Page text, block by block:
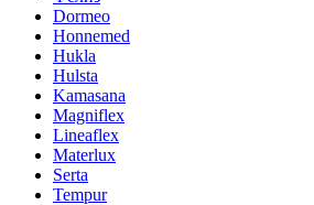
Dormeo
Honnemed
Hukla
Hulsta
Kamasana
Magniflex
Lineaflex
Materlux
Serta
Tempur